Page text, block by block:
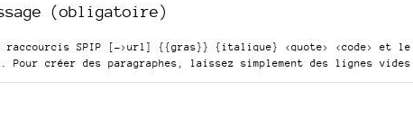
(obligatoire)
SPIP [->url] {{gras}} {italique} <quote> <code>
et le
. Pour créer des paragraphes, laissez simplement des lignes vides.